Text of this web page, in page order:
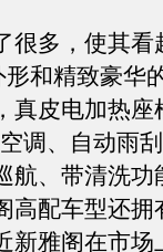
多，使其看
和精致豪华
真皮电加热座
调、自动雨
航、带清洗功
高配车型还拥
新雅阁在市场